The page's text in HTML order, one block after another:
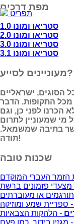
תפריט
מפת דרכים
סטריאו ומונו 1.0
סטריאו ומונו 2.0
סטריאו ומונו 3.0
סטריאו ומונו 3.1
מעוניינים לסייע?
הסוגים, ישראליים
מכל התקופות. הדבר
הכרנו לפני כן, וגם
שמעוניין לתרום
קשר בתיבה שמשמאל.
תודה!
שכנות טובה
הזמר העברי המוקדם
מצעדי פזמונים ברשת
או מעוברתים
- ספריית שמע ומוזיקה
- הלהקות הצבאיות